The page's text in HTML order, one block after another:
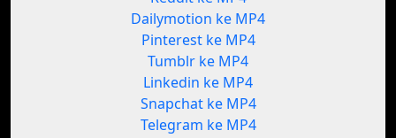
Dailymotion ke MP4
Pinterest ke MP4
Tumblr ke MP4
Linkedin ke MP4
Snapchat ke MP4
Telegram ke MP4